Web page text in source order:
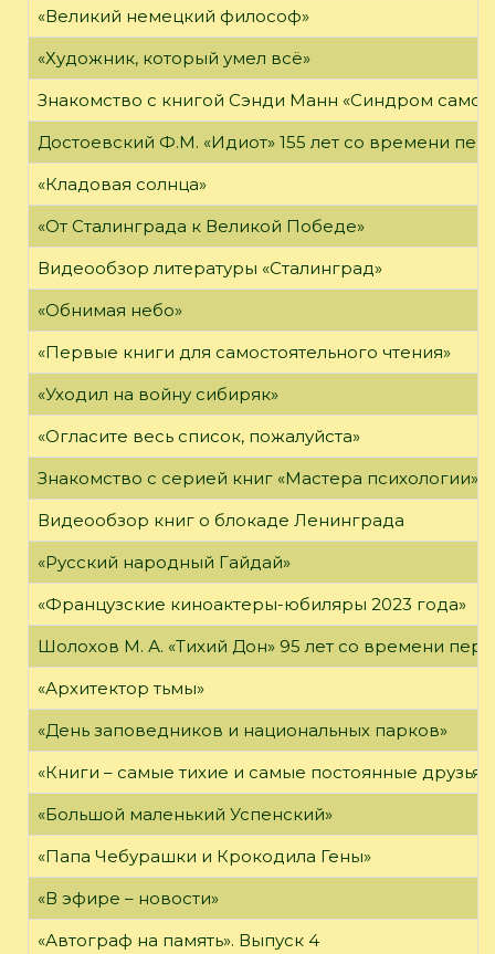
«Великий немецкий философ»
«Художник, который умел всё»
Знакомство с книгой Сэнди Манн «Синдром
Достоевский Ф.М. «Идиот» 155 лет со времени
«Кладовая солнца»
«От Сталинграда к Великой Победе»
Видеообзор литературы «Сталинград»
«Обнимая небо»
«Первые книги для самостоятельного чтения»
«Уходил на войну сибиряк»
«Огласите весь список, пожалуйста»
Знакомство с серией книг «Мастера психологии»
Видеообзор книг о блокаде Ленинграда
«Русский народный Гайдай»
«Французские киноактеры-юбиляры 2023 года»
Шолохов М. А. «Тихий Дон» 95 лет со времени
«Архитектор тьмы»
«День заповедников и национальных парков»
«Книги – самые тихие и самые постоянные
«Большой маленький Успенский»
«Папа Чебурашки и Крокодила Гены»
«В эфире – новости»
«Автограф на память». Выпуск 4